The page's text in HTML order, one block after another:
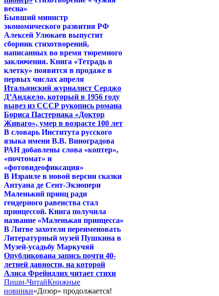
весна»
Бывший министр
экономического развития РФ
Алексей Улюкаев выпустит
сборник стихотворений,
написанных во время тюремного
заключения. Книга «Тетрадь в
клетку» появится в продаже в
первых числах апреля
Итальянский журналист Серджо
Д’Анджело, который в 1956 году
вывез из СССР рукопись романа
Бориса Пастернака «Доктор
Живаго», умер в возрасте 100 лет
В словарь Института русского
языка имени В.В. Виноградова
РАН добавлены слова «коптер»,
«почтомат» и
«фотовидеофиксация»
В Израиле в новой версии сказки
Антуана де Сент-Экзюпери
Маленький принц ради
гендерного равенства стал
принцессой. Книга получила
название «Маленькая принцесса»
В Литве захотели переименовать
Литературный музей Пушкина в
Музей-усадьбу Маркучяй
Опубликована запись почти 40-
летней давности, на которой
Алиса Фрейндлих читает стихи
Пиши-ЧитайКнижные
новинки«Дозор» продолжается!